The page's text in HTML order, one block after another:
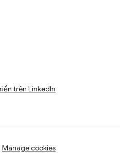
trên LinkedIn
Manage cookies